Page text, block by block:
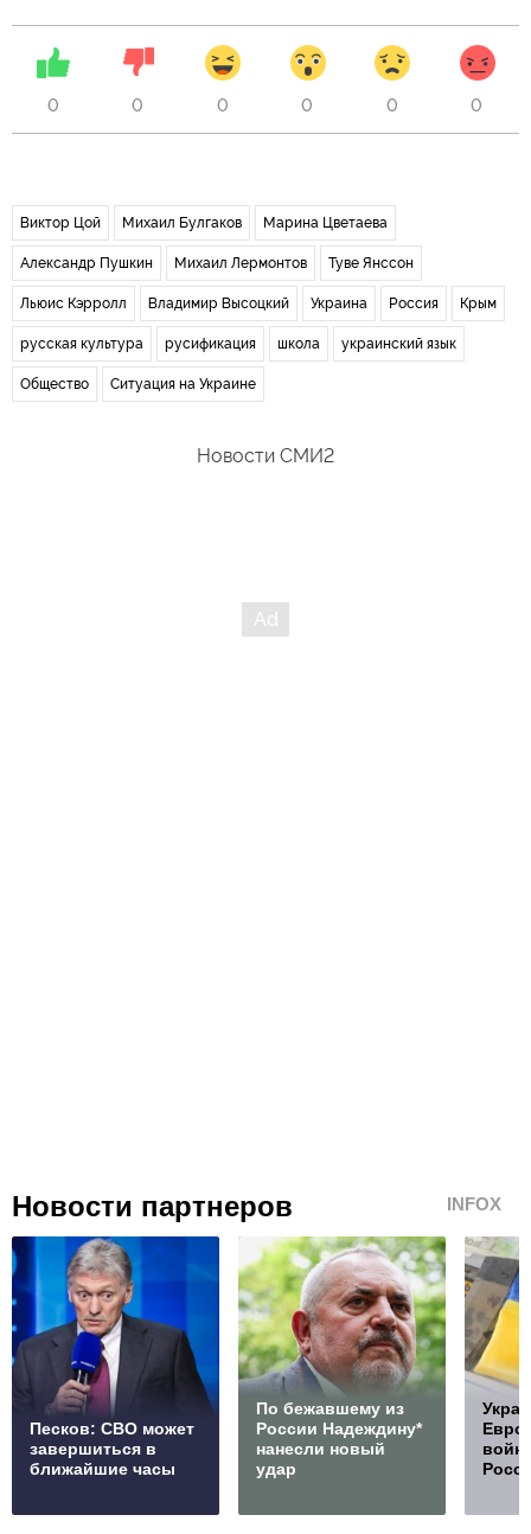
0 0 0 0 0 0
Виктор Цой Михаил Булгаков Марина Цветаева
Александр Пушкин Михаил Лермонтов Туве Янссон
Льюис Кэрролл Владимир Высоцкий Украина Россия Крым
русская культура русификация школа украинский язык
Общество Ситуация на Украине
Новости СМИ2
Новости партнеров INFOX
Песков: СВО может
завершиться в
ближайшие часы
По бежавшему из
России Надеждину*
нанесли новый
удар